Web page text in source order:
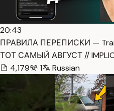
20:43
ПРАВИЛА ПЕРЕПИСКИ —
ТОТ САМЫЙ АВГУСТ //
4,179
1 Russian